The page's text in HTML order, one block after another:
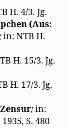
H. 4/3. Jg.
(Aus:
in: NTB H.
H. 15/3. Jg.
H. 17/3. Jg.
;in:
S. 480-